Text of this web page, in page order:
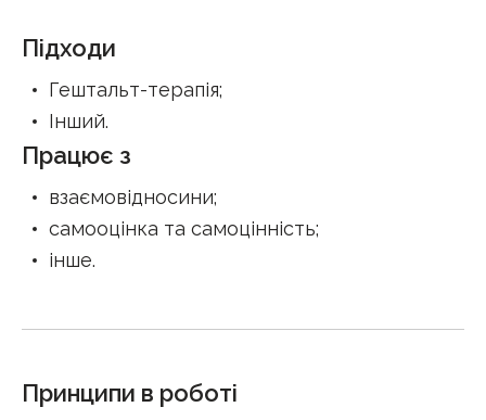
Підходи
Гештальт-терапія;
Інший.
Працює з
взаємовідносини;
самооцінка та самоцінність;
інше.
Принципи в роботі